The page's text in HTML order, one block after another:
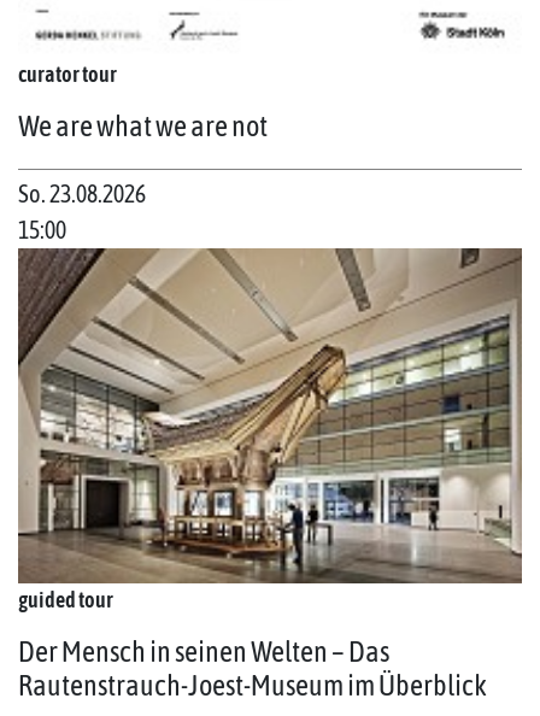
curator tour
We are what we are not
So. 23.08.2026
15:00
guided tour
Der Mensch in seinen Welten – Das
Rautenstrauch-Joest-Museum im Überblick